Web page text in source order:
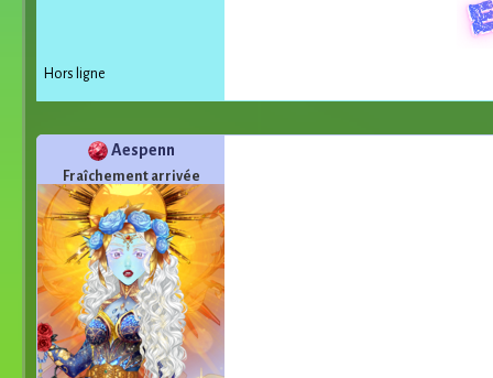
Hors ligne
Aespenn
Fraîchement arrivée